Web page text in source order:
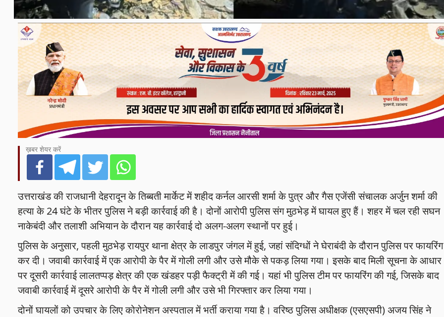
ख़बर शेयर करें
उत्तराखंड की राजधानी देहरादून के तिब्बती मार्केट में शहीद कर्नल आरसी शर्मा के पुत्र और गैस एजेंसी संचालक अर्जुन शर्मा की
हत्या के 24 घंटे के भीतर पुलिस ने बड़ी कार्रवाई की है। दोनों आरोपी पुलिस संग मुठभेड़ में घायल हुए हैं। शहर में चल रही सघन
नाकेबंदी और तलाशी अभियान के दौरान यह कार्रवाई दो अलग-अलग स्थानों पर हुई।
पुलिस के अनुसार, पहली मुठभेड़ रायपुर थाना क्षेत्र के लाडपुर जंगल में हुई, जहां संदिग्धों ने घेराबंदी के दौरान पुलिस पर फायरिंग
कर दी। जवाबी कार्रवाई में एक आरोपी के पैर में गोली लगी और उसे मौके से पकड़ लिया गया। इसके बाद मिली सूचना के आधार
पर दूसरी कार्रवाई लालतप्पड़ क्षेत्र की एक खंडहर पड़ी फैक्ट्री में की गई। यहां भी पुलिस टीम पर फायरिंग की गई, जिसके बाद
जवाबी कार्रवाई में दूसरे आरोपी के पैर में गोली लगी और उसे भी गिरफ्तार कर लिया गया।
दोनों घायलों को उपचार के लिए कोरोनेशन अस्पताल में भर्ती कराया गया है। वरिष्ठ पुलिस अधीक्षक (एसएसपी) अजय सिंह ने